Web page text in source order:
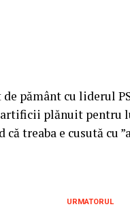
pământ cu liderul
plănuit pentru
treaba e cusută cu
URMATORUL